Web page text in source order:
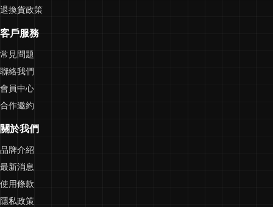
退換貨政策
客戶服務
常見問題
聯絡我們
會員中心
合作邀約
關於我們
品牌介紹
最新消息
使用條款
隱私政策